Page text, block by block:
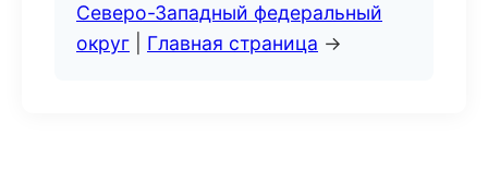
Северо-Западный федеральный
округ
Главная страница →